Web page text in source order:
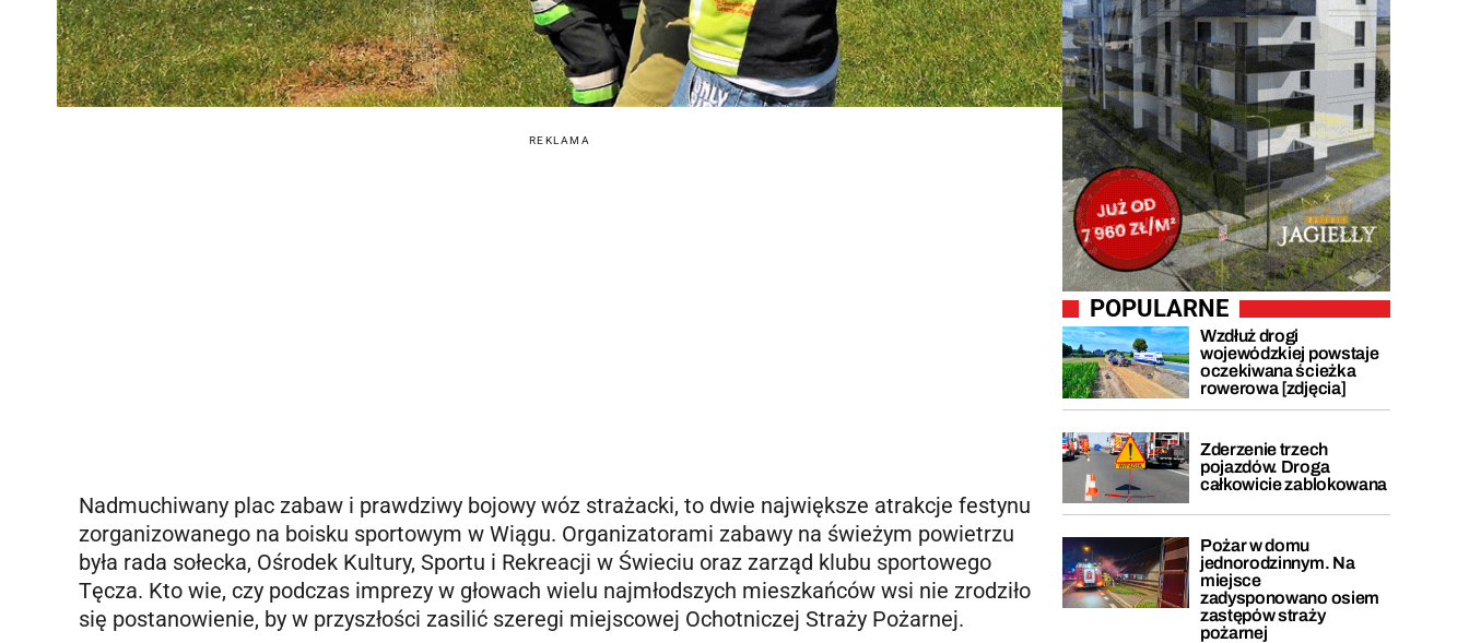
REKLAMA
Nadmuchiwany plac zabaw i prawdziwy bojowy wóz strażacki, to dwie największe atrakcje festynu
zorganizowanego na boisku sportowym w Wiągu. Organizatorami zabawy na świeżym powietrzu
była rada sołecka, Ośrodek Kultury, Sportu i Rekreacji w Świeciu oraz zarząd klubu sportowego
Tęcza. Kto wie, czy podczas imprezy w głowach wielu najmłodszych mieszkańców wsi nie zrodziło
się postanowienie, by w przyszłości zasilić szeregi miejscowej Ochotniczej Straży Pożarnej.
POPULARNE
Wzdłuż drogi
wojewódzkiej powstaje
oczekiwana ścieżka
rowerowa [zdjęcia]
Zderzenie trzech
pojazdów. Droga
całkowicie zablokowana
Pożar w domu
jednorodzinnym. Na
miejsce
zadysponowano osiem
zastępów straży
pożarnej